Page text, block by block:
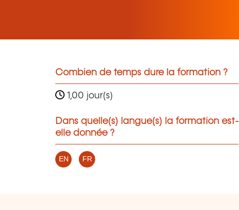
Combien de temps dure la formation ?
1,00 jour(s)
Dans quelle(s) langue(s) la formation est-
elle donnée ?
EN FR